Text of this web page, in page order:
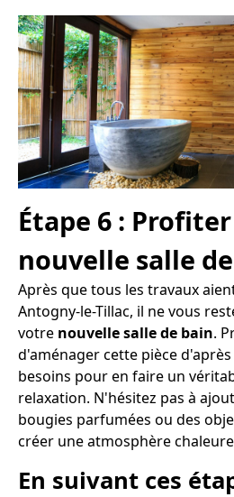
Étape 6 :
nouvelle salle
Après que tous les travaux
Antogny-le-Tillac, il ne vous
votre nouvelle salle de bain.
d'aménager cette pièce
besoins pour en faire un
relaxation. N'hésitez pas à
bougies parfumées ou des
créer une atmosphère
En suivant ces